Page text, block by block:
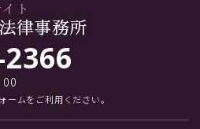
00
ムをご利用ください。